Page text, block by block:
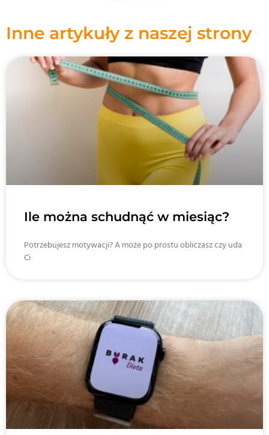
Inne artykuły z naszej strony
Ile można schudnąć w miesiąc?
Potrzebujesz motywacji? A może po prostu obliczasz czy uda
Ci